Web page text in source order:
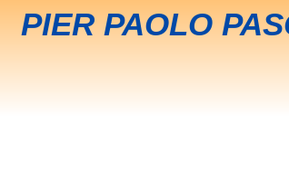
PIER PAOLO